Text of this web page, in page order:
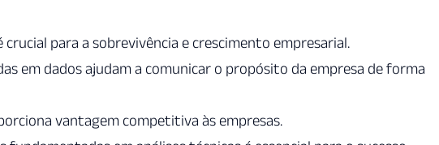
para a sobrevivência e crescimento empresarial.
em dados ajudam a comunicar o propósito da empresa de forma
vantagem competitiva às empresas.